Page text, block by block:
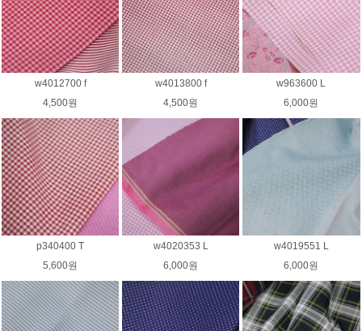
w4012700 f
4,500원
w4013800 f
4,500원
w963600 L
6,000원
p340400 T
5,600원
w4020353 L
6,000원
w4019551 L
6,000원